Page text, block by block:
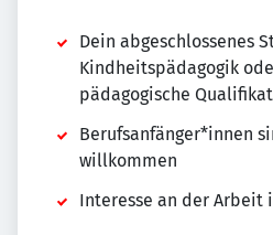
Dein abgeschlossenes
Kindheitspädagogik
pädagogische
Berufsanfänger*innen
willkommen
Interesse an der Arbeit